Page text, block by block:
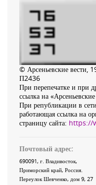
© Арсеньевские вести,
П2436
При перепечатке и при
ссылка на
При републикации в
работающая ссылка на
страницу сайта: https://
Почтовый адрес:
690091, г. Владивосток,
Приморский край, Россия
Переулок Шевченко, дом 9, 27